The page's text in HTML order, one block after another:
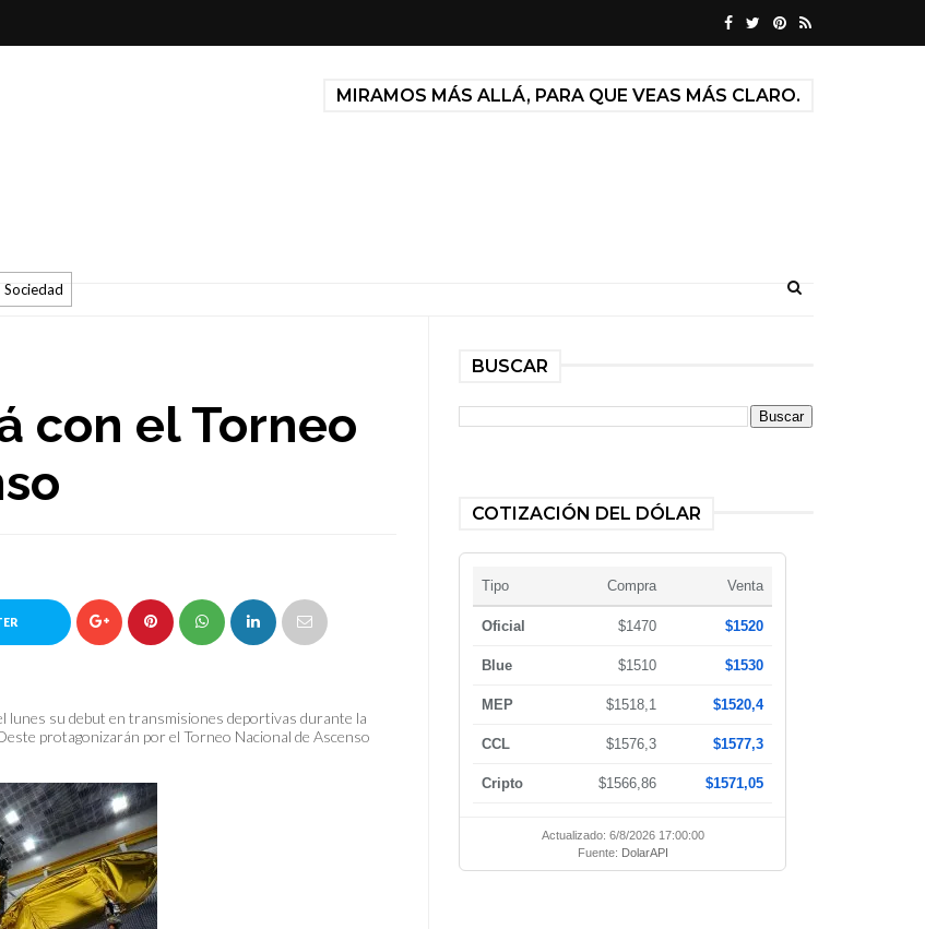
MIRAMOS MÁS ALLÁ, PARA QUE VEAS MÁS CLARO.
Sociedad
con el Torneo
lunes su debut en transmisiones deportivas durante la
protagonizarán por el Torneo Nacional de Ascenso
BUSCAR
COTIZACIÓN DEL DÓLAR
Tipo Compra Venta
Oficial $1470 $1520
Blue $1510 $1530
MEP $1518,1 $1520,4
CCL $1576,3 $1577,3
Cripto $1566,86 $1571,05
Actualizado: 6/8/2026 17:00:00
Fuente: DolarAPI